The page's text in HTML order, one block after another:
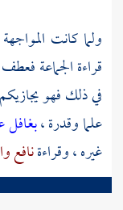
ولما كانت
قراءة الجماعة
في ذلك فهو
علما وقدرة ،بغافل
غيره ، وقراءةنافع